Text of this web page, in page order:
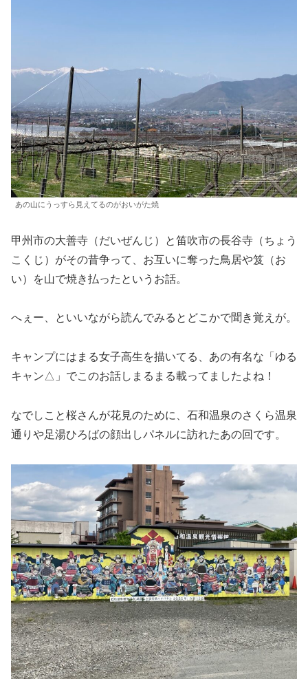
あの山にうっすら見えてるのがおいがた焼
甲州市の大善寺（だいぜんじ）と笛吹市の長谷寺（ちょう
こくじ）がその昔争って、お互いに奪った鳥居や笈（お
い）を山で焼き払ったというお話。
へぇー、といいながら読んでみるとどこかで聞き覚えが。
キャンプにはまる女子高生を描いてる、あの有名な「ゆる
キャン△」でこのお話しまるまる載ってましたよね！
なでしこと桜さんが花見のために、石和温泉のさくら温泉
通りや足湯ひろばの顔出しパネルに訪れたあの回です。